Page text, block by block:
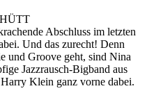
Abschluss im letzten
Und das zurecht! Denn
und Groove geht, sind Nina
Jazzrausch-Bigband aus
Klein ganz vorne dabei.